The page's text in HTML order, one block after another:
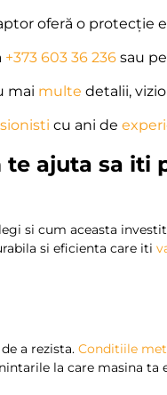
oferă o protecție
+373 603 36 236 sau
mai multe detalii,
cu ani de
te ajuta sa iti
si cum aceasta
si eficienta care iti
de a rezista.Conditiile
la care masina ta